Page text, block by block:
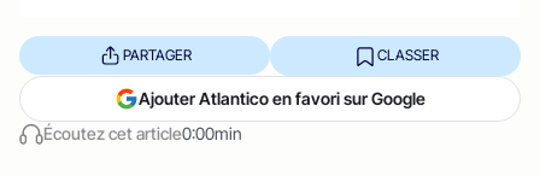
Écoutez cet article0:00min
PARTAGER CLASSER
Ajouter Atlantico en favori sur Google